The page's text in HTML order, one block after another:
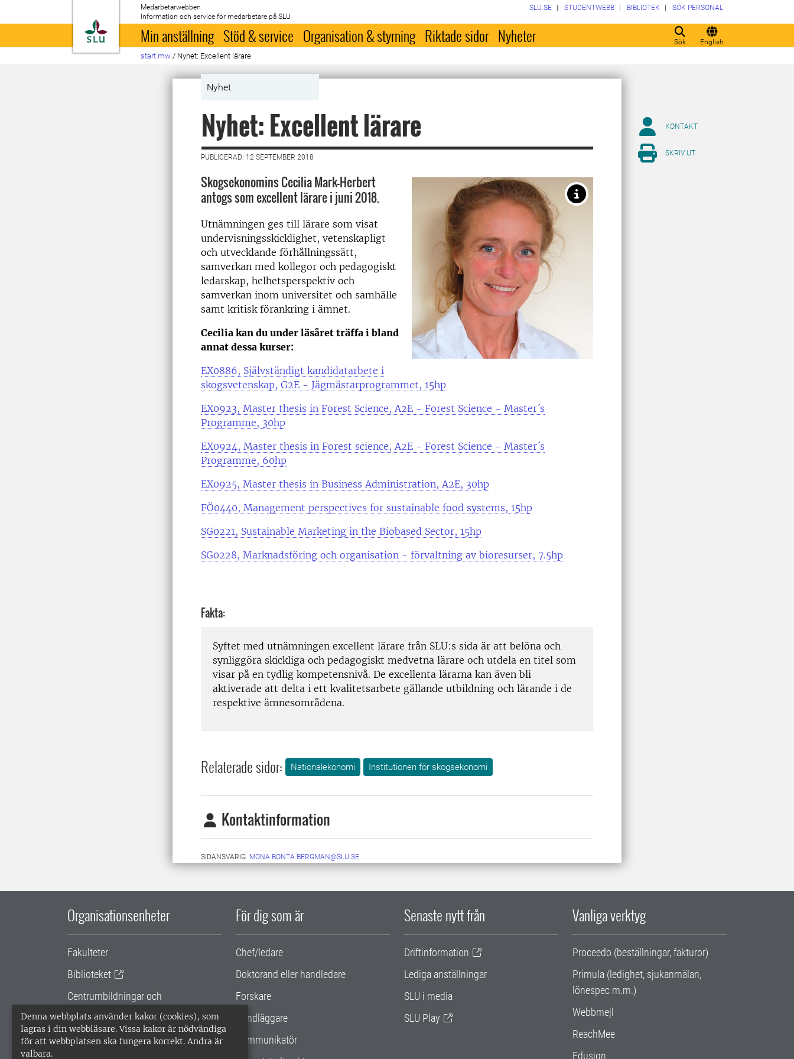
Denna webbplats använder kakor (cookies), som
lagras i din webbläsare. Vissa kakor är nödvändiga
för att webbplatsen ska fungera korrekt. Andra är
valbara.
Till startsida
Medarbetarwebben
Information och service för medarbetare på SLU
Sök English
SLU.SE STUDENTWEBB BIBLIOTEK SÖK PERSONAL
Min anställning Stöd & service Organisation & styrning Riktade sidor Nyheter
start mw / Nyhet: Excellent lärare
Nyhet
Nyhet: Excellent lärare
PUBLICERAD: 12 SEPTEMBER 2018
Skogsekonomins Cecilia Mark-Herbert
antogs som excellent lärare i juni 2018.
Utnämningen ges till lärare som visat
undervisningsskicklighet, vetenskapligt
och utvecklande förhållningssätt,
samverkan med kollegor och pedagogiskt
ledarskap, helhetsperspektiv och
samverkan inom universitet och samhälle
samt kritisk förankring i ämnet.
Cecilia kan du under läsåret träffa i bland
annat dessa kurser:
EX0886, Självständigt kandidatarbete i
skogsvetenskap, G2E - Jägmästarprogrammet, 15hp
EX0923, Master thesis in Forest Science, A2E - Forest Science - Master´s
Programme, 30hp
EX0924, Master thesis in Forest science, A2E - Forest Science - Master´s
Programme, 60hp
EX0925, Master thesis in Business Administration, A2E, 30hp
FÖ0440, Management perspectives for sustainable food systems, 15hp
SG0221, Sustainable Marketing in the Biobased Sector, 15hp
SG0228, Marknadsföring och organisation - förvaltning av bioresurser, 7.5hp
Fakta:
Syftet med utnämningen excellent lärare från SLU:s sida är att belöna och
synliggöra skickliga och pedagogiskt medvetna lärare och utdela en titel som
visar på en tydlig kompetensnivå. De excellenta lärarna kan även bli
aktiverade att delta i ett kvalitetsarbete gällande utbildning och lärande i de
respektive ämnesområdena.
Relaterade sidor: Nationalekonomi Institutionen för skogsekonomi
Kontaktinformation
SIDANSVARIG: MONA.BONTA.BERGMAN@SLU.SE
KONTAKT
SKRIV UT
Organisationsenheter
Fakulteter
Biblioteket
Centrumbildningar och
samarbetsprojekt
Gemensamma verksamhetsstödet
För dig som är
Chef/ledare
Doktorand eller handledare
Forskare
Handläggare
Kommunikatör
Senaste nytt från
Driftinformation
Lediga anställningar
SLU i media
SLU Play
Vanliga verktyg
Proceedo (beställningar, fakturor)
Primula (ledighet, sjukanmälan,
lönespec m.m.)
Webbmejl
ReachMee
Edusign